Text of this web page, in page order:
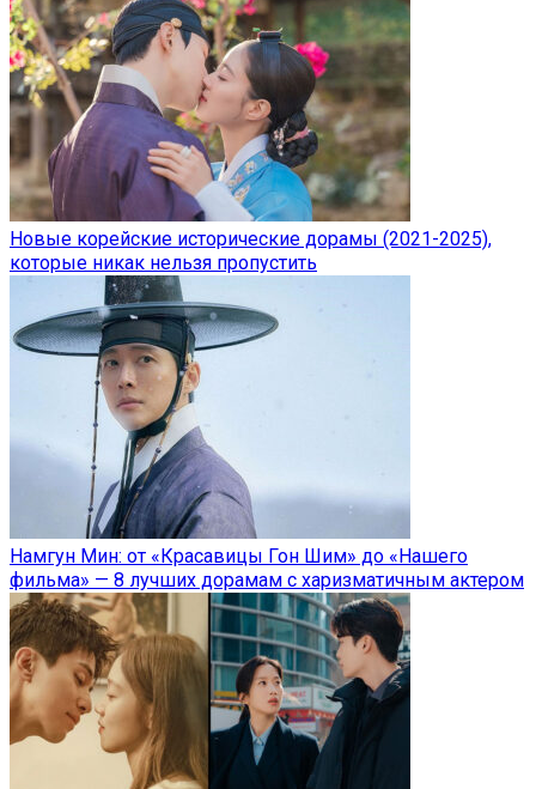
Новые корейские исторические дорамы (2021-2025),
которые никак нельзя пропустить
Намгун Мин: от «Красавицы Гон Шим» до «Нашего
фильма» — 8 лучших дорамам с харизматичным актером